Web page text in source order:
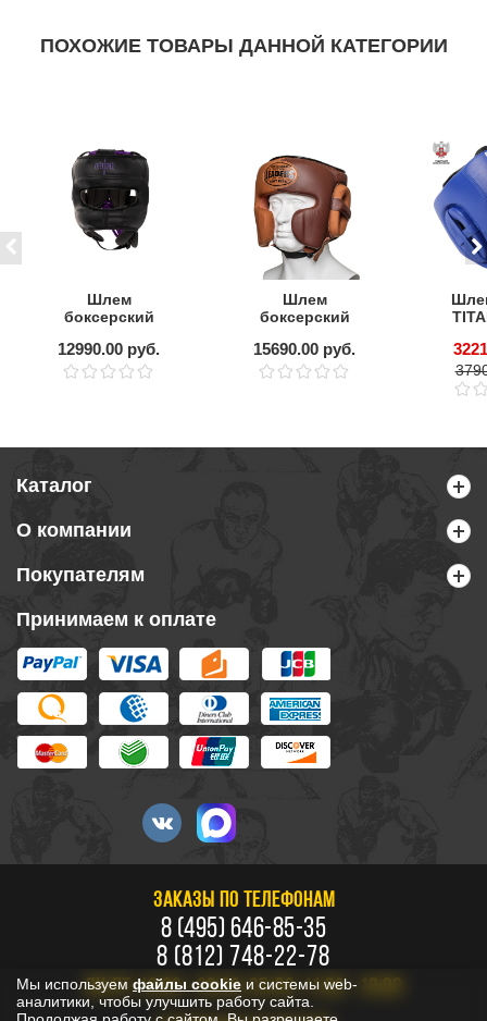
ПОХОЖИЕ ТОВАРЫ ДАННОЙ КАТЕГОРИИ
Шлем
боксерский
Undefeated с
бампером
12990.00 руб.
Шлем
боксерский
HARITAGE BR/BG
1/2
15690.00 руб.
Каталог
О компании
Покупателям
Принимаем к оплате
ЗАКАЗЫ ПО ТЕЛЕФОНАМ
8 (495) 646-85-35
8 (812) 748-22-78
ПН-ПТ: 10:00 - 20:00, СБ-ВС: 11:00 - 18:00
Мы используем файлы cookie и системы web-
аналитики, чтобы улучшить работу сайта.